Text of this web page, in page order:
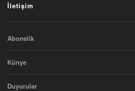
İletişim
Abonelik
Künye
Duyurular